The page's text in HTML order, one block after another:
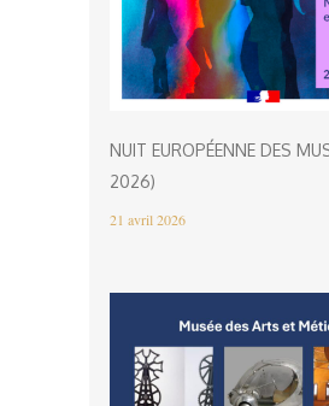
NUIT EUROPÉENNE DES
2026)
21 avril 2026